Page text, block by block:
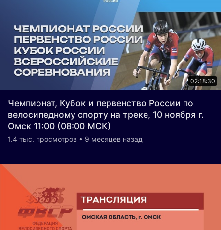
02:18:30
Чемпионат, Кубок и первенство России по
велосипедному спорту на треке, 10 ноября г.
Омск 11:00 (08:00 МСК)
1.4 тыс. просмотров • 9 месяцев назад